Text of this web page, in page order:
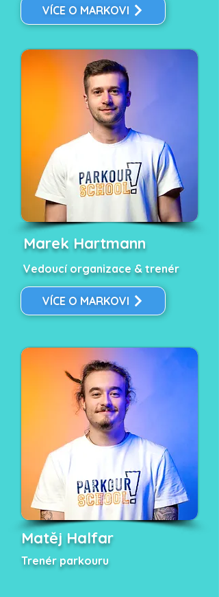
VÍCE O MARKOVI
Marek Hartmann
Vedoucí organizace & trenér
VÍCE O MARKOVI
Matěj Halfar
Trenér parkouru